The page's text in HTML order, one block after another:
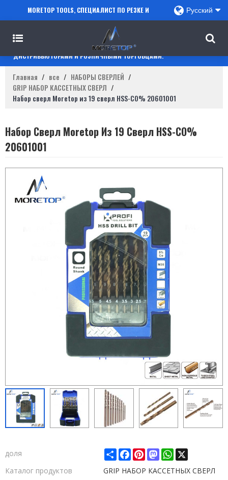
MORETOP TOOLS, СПЕЦИАЛИСТ ПО РЕЗКЕ И
СВЕРЛЕНИЮ, СОТРУДНИЧАЕТ С ПРОДАВЦАМИ
AMAZON, РЕГИОНАЛЬНЫМИ ОПТОВИКАМИ,
ДИСТРИБЬЮТОРАМИ И РОЗНИЧНЫМИ ТОРГОВЦАМИ.
Русский
Главная / все / НАБОРЫ СВЕРЛЕЙ /
GRIP НАБОР КАССЕТНЫХ СВЕРЛ /
Набор сверл Moretop из 19 сверл HSS-CO% 20601001
Набор Сверл Moretop Из 19 Сверл HSS-CO%
20601001
доля ShareFacebook
PinterestMastodonWhatsApp
X
Каталог продуктов
GRIP НАБОР КАССЕТНЫХ СВЕРЛ